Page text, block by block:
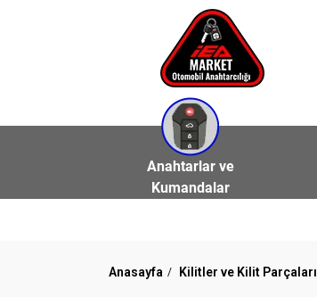
Anahtarlar ve
Kumandalar
Anasayfa Kilitler ve Kilit Parçaları